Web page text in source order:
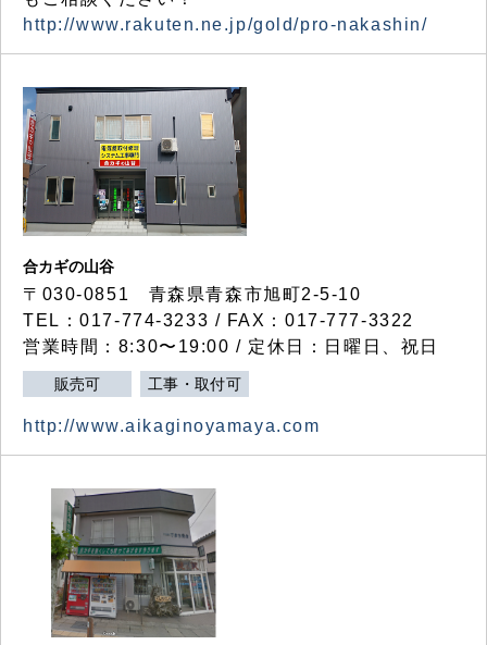
http://www.rakuten.ne.jp/gold/pro-nakashin/
合カギの山谷
〒030-0851 青森県青森市旭町2-5-10
TEL：017-774-3233 / FAX：017-777-3322
営業時間：8:30〜19:00 / 定休日：日曜日、祝日
販売可 工事・取付可
http://www.aikaginoyamaya.com